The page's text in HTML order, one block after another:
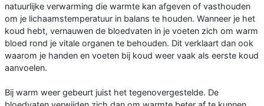
natuurlijke verwarming die warmte kan afgeven of vasthouden
om je lichaamstemperatuur in balans te houden. Wanneer je het
koud hebt, vernauwen de bloedvaten in je voeten zich om warm
bloed rond je vitale organen te behouden. Dit verklaart dan ook
waarom je handen en voeten bij koud weer vaak als eerste koud
aanvoelen.
Bij warm weer gebeurt juist het tegenovergestelde. De